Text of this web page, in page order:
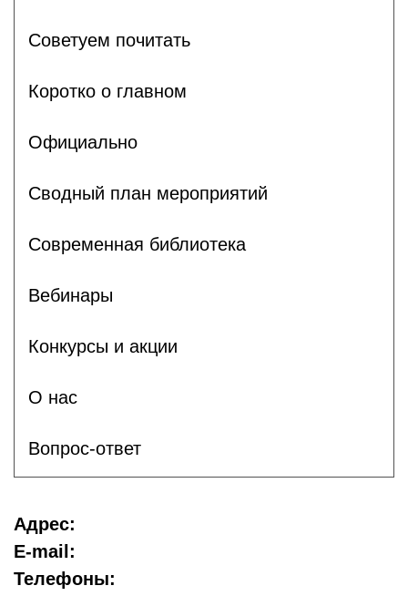
Советуем почитать
Коротко о главном
Официально
Сводный план мероприятий
Современная библиотека
Вебинары
Конкурсы и акции
О нас
Вопрос-ответ
Адрес:
E-mail:
Телефоны: